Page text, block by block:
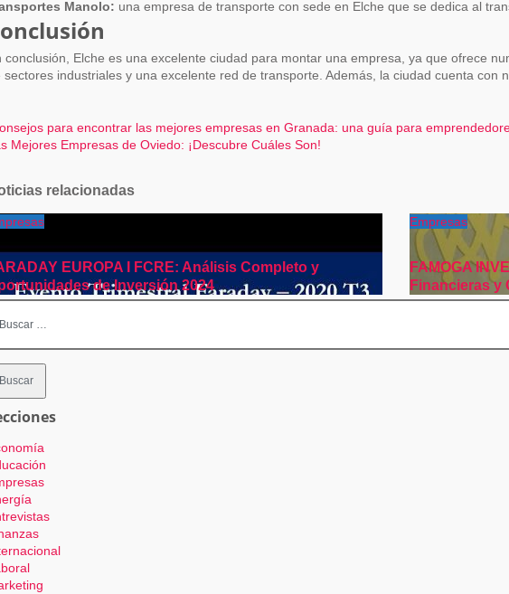
Manolo: una empresa de transporte con sede en Elche que se dedica al
conclusión, Elche es una excelente ciudad para montar una empresa, ya que ofrece
sectores industriales y una excelente red de transporte. Además, la ciudad cuenta con
para encontrar las mejores empresas en Granada: una guía para
Mejores Empresas de Oviedo: ¡Descubre Cuáles Son!
relacionadas
EUROPA I FCRE: Análisis Completo y
de Inversión 2024
Empresas
FAMOGA
Financieras y